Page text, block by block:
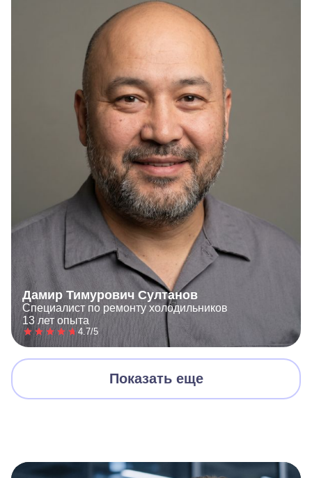
Дамир Тимурович Султанов
Специалист по ремонту холодильников
13 лет опыта
4.7/5
Показать еще